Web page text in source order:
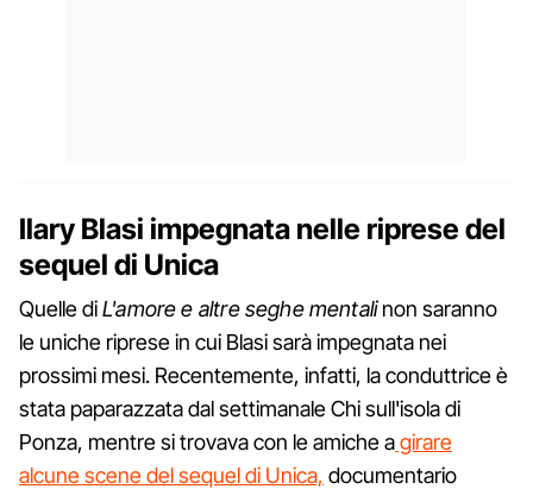
Ilary Blasi impegnata nelle riprese del
sequel di Unica
Quelle diL'amore e altre seghe mentalinon saranno
le uniche riprese in cui Blasi sarà impegnata nei
prossimi mesi. Recentemente, infatti, la conduttrice è
stata paparazzata dal settimanale Chi sull'isola di
Ponza, mentre si trovava con le amiche agirare
alcune scene del sequel di Unica, documentario